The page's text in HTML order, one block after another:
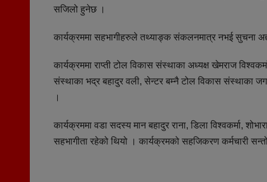
सजिलो हुनेछ ।
कार्यक्रममा सहभागीहरुले तथ्याङ्क संकलनमात्र नभई सुचना
कार्यक्रममा राप्ती टोल विकास संस्थाका अध्यक्ष खेमराज
संस्थाका भद्र बहादुर वली, सेन्टर बम्नै टोल विकास संस्थाका
।
कार्यक्रममा वडा सदस्य मान बहादुर राना, डिला विश्वकर्मा,
सहभागीता रहेको थियो । कार्यक्रमको सहजिकरण कर्मचारी